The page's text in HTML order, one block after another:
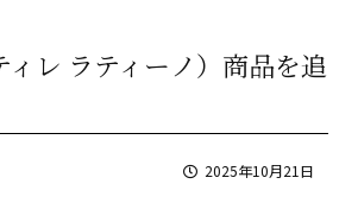
ィレ ラティーノ）商品を追
2025年10月21日